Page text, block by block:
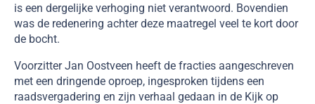
is een dergelijke verhoging niet verantwoord. Bovendien
was de redenering achter deze maatregel veel te kort door
de bocht.
Voorzitter Jan Oostveen heeft de fracties aangeschreven
met een dringende oproep, ingesproken tijdens een
raadsvergadering en zijn verhaal gedaan in de Kijk op